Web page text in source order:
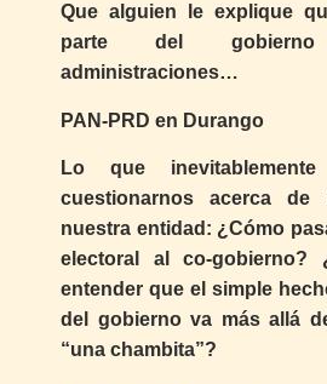
Que alguien le explique
parte del
administraciones…
PAN-PRD en Durango
Lo que
cuestionarnos acerca
nuestra entidad: ¿Cómo
electoral al co-gobierno?
entender que el simple
del gobierno va más allá
“una chambita”?